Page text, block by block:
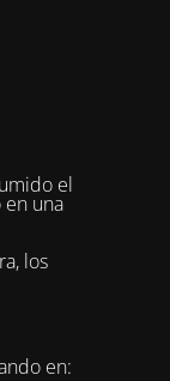
el
una
los
en: